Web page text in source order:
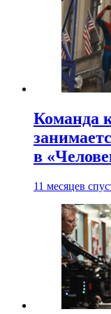
Команда
в
11 месяцев